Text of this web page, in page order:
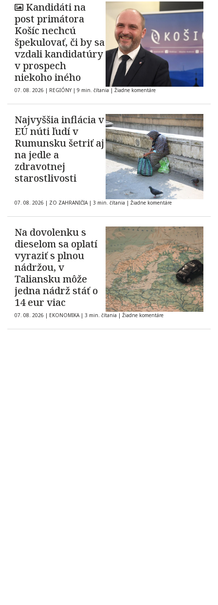
Kandidáti na
post primátora
Košíc nechcú
špekulovať, či by sa
vzdali kandidatúry
v prospech
niekoho iného
07. 08. 2026 | REGIÓNY | 9 min. čítania | Žiadne komentáre
Najvyššia inflácia v
EÚ núti ľudí v
Rumunsku šetriť aj
na jedle a
zdravotnej
starostlivosti
07. 08. 2026 | ZO ZAHRANIČIA | 3 min. čítania | Žiadne komentáre
Na dovolenku s
dieselom sa oplatí
vyraziť s plnou
nádržou, v
Taliansku môže
jedna nádrž stáť o
14 eur viac
07. 08. 2026 | EKONOMIKA | 3 min. čítania | Žiadne komentáre